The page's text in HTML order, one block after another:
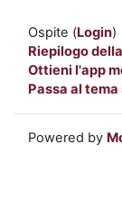
Ospite (Login)
Riepilogo
Ottieni l'app
Passa al
Powered by